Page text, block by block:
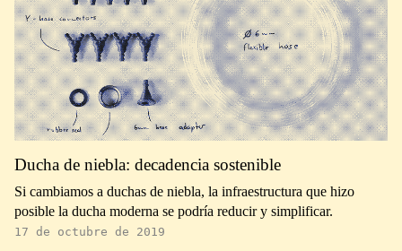
Ducha de niebla: decadencia sostenible
Si cambiamos a duchas de niebla, la infraestructura que hizo
posible la ducha moderna se podría reducir y simplificar.
17 de octubre de 2019